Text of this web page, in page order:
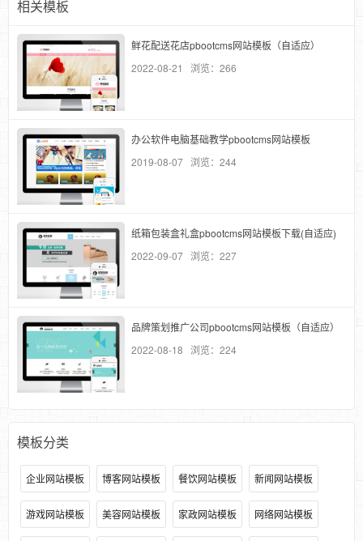
相关模板
鲜花配送花店pbootcms网站模板（自适应）
2022-08-21 浏览：266
办公软件电脑基础教学pbootcms网站模板
2019-08-07 浏览：244
纸箱包装盒礼盒pbootcms网站模板下载(自适应)
2022-09-07 浏览：227
品牌策划推广公司pbootcms网站模板（自适应）
2022-08-18 浏览：224
模板分类
企业网站模板 博客网站模板 餐饮网站模板 新闻网站模板
游戏网站模板 美容网站模板 家政网站模板 网络网站模板